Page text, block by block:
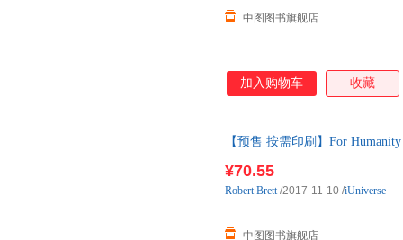
中图图书旗舰店
加入购物车 收藏
【预售 按需印刷】For
¥70.55
中图图书旗舰店
Robert Brett/2017-11-10 /iUniverse